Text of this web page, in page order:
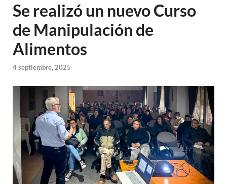
Se realizó un nuevo Curso
de Manipulación de
Alimentos
4 septiembre, 2025